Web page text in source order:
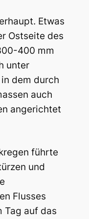
Etwas
Ostseite des
400 mm
unter
dem durch
auch
angerichtet
führte
und
Flusses
Tag auf das